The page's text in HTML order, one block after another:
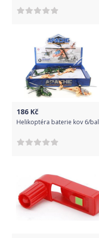
186 Kč
Helikoptéra baterie kov 6/bal